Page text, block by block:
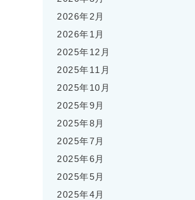
2026年2月
2026年1月
2025年12月
2025年11月
2025年10月
2025年9月
2025年8月
2025年7月
2025年6月
2025年5月
2025年4月